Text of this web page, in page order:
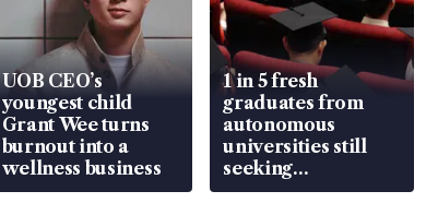
UOB CEO’s
youngest child
Grant Wee turns
burnout into a
wellness business
1 in 5 fresh
graduates from
autonomous
universities still
seeking
employment: MOM